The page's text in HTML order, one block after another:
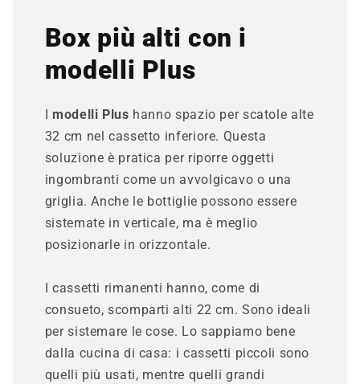
Box più alti con i
modelli Plus
modelli Plus hanno spazio per scatole alte
32 cm nel cassetto inferiore. Questa
soluzione è pratica per riporre oggetti
ingombranti come un avvolgicavo o una
griglia. Anche le bottiglie possono essere
sistemate in verticale, ma è meglio
posizionarle in orizzontale.
I cassetti rimanenti hanno, come di
consueto, scomparti alti 22 cm. Sono ideali
per sistemare le cose. Lo sappiamo bene
dalla cucina di casa: i cassetti piccoli sono
quelli più usati, mentre quelli grandi